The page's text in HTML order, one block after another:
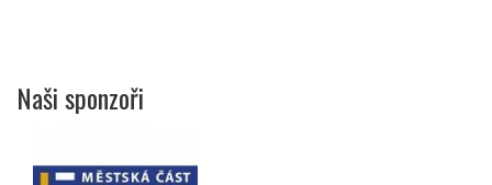
Naši sponzoři